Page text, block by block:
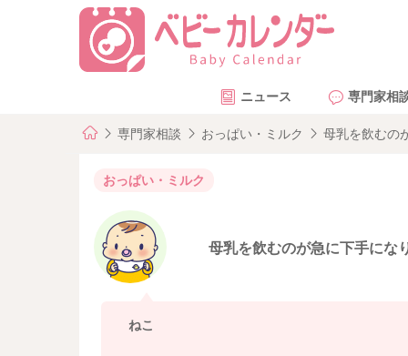
ニュース 専門家相
専門家相談 おっぱい・ミルク 母乳を飲むの
おっぱい・ミルク
母乳を飲むのが急に下手にな
ねこ